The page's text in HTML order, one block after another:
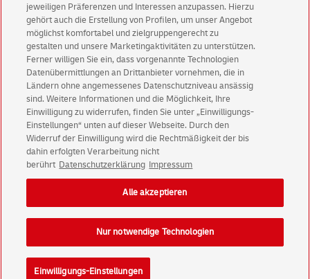
Privatkunden sichern sich einen5 € Gutschein
für POSTSCAN!
Geschäftskundenerhalten einen5 € Gutschein
für Briefmarke individuell!
Zur Newsletter-Anmeldung
© Thu Aug 06 18:24:31 CEST 2026 Deutsche Post AG
Datenschutz
Einwilligungs-Einstellungen
Rechtliche Hinweise
jeweiligen Präferenzen und Interessen anzupassen. Hierzu
gehört auch die Erstellung von Profilen, um unser Angebot
möglichst komfortabel und zielgruppengerecht zu
gestalten und unsere Marketingaktivitäten zu unterstützen.
Ferner willigen Sie ein, dass vorgenannte Technologien
Datenübermittlungen an Drittanbieter vornehmen, die in
Ländern ohne angemessenes Datenschutzniveau ansässig
sind. Weitere Informationen und die Möglichkeit, Ihre
Einwilligung zu widerrufen, finden Sie unter „Einwilligungs-
Einstellungen“ unten auf dieser Webseite. Durch den
Widerruf der Einwilligung wird die Rechtmäßigkeit der bis
dahin erfolgten Verarbeitung nicht
berührt Datenschutzerklärung Impressum
Einwilligungs-Einstellungen
Nur notwendige Technologien
Alle akzeptieren